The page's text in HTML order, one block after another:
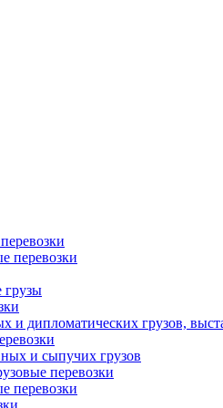
перевозки
грузы
и дипломатических грузов,
и сыпучих грузов
перевозки
перевозки